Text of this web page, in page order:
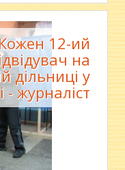
12-ий
на
дільниці у
- журналіст